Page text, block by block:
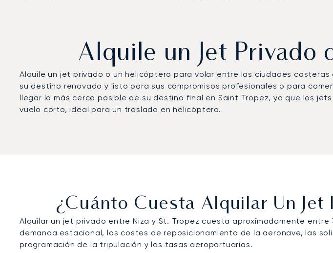
Alquile un Jet Privado
Alquile un jet privado o un helicóptero para volar entre las ciudades costeras
su destino renovado y listo para sus compromisos profesionales o para
llegar lo más cerca posible de su destino final en Saint Tropez, ya que los
vuelo corto, ideal para un traslado en helicóptero.
¿Cuánto Cuesta Alquilar Un Jet
Alquilar un jet privado entre Niza y St. Tropez cuesta aproximadamente
demanda estacional, los costes de reposicionamiento de la aeronave, las
programación de la tripulación y las tasas aeroportuarias.